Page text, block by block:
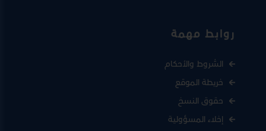
روابط مهمة
الشروط والأحكام
خريطة الموقع
حقوق النسخ
إخلاء المسؤولية